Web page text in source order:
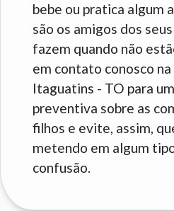
bebe ou pratica algum
são os amigos dos
fazem quando não
em contato conosco
Itaguatins - TO para
preventiva sobre as
filhos e evite, assim,
metendo em algum
confusão.